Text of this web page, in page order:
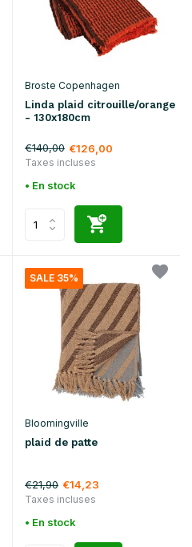
Broste Copenhagen
Linda plaid citrouille/orange
- 130x180cm
€140,00 €126,00
Taxes incluses
• En stock
SALE 35%
Bloomingville
plaid de patte
€21,90 €14,23
Taxes incluses
• En stock